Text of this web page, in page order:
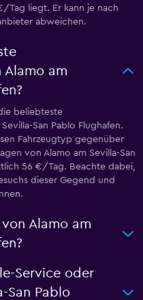
Tag liegt. Er kann je nach
abweichen.
am
beliebteste
San Pablo Flughafen.
Fahrzeugtyp gegenüber
von Alamo am Sevilla-San
56 €/Tag. Beachte dabei,
dieser Gegend und
Alamo am
Service oder
San Pablo